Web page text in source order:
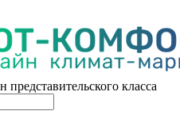
представительского класса